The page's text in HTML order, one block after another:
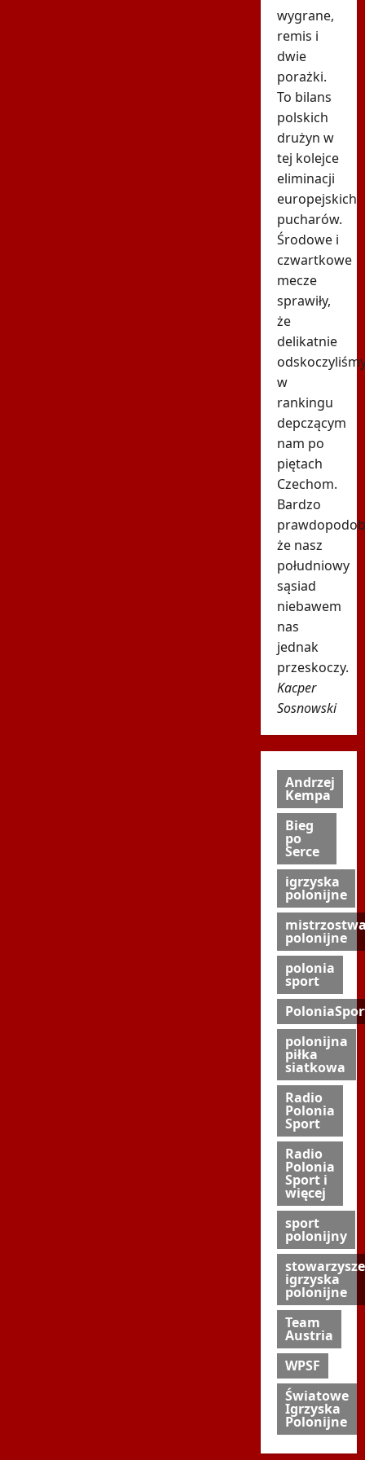
wygrane,
remis i
dwie
porażki.
To bilans
polskich
drużyn w
tej kolejce
eliminacji
europejskich
pucharów.
Środowe i
czwartkowe
mecze
sprawiły,
że
delikatnie
w
rankingu
depczącym
nam po
piętach
Czechom.
Bardzo
że nasz
południowy
sąsiad
niebawem
nas
jednak
przeskoczy.
Kacper
Sosnowski
Andrzej
Kempa
Bieg
po
Serce
igrzyska
polonijne
polonijne
polonia
sport
polonijna
piłka
siatkowa
Radio
Polonia
Sport
Radio
Polonia
Sport i
więcej
sport
polonijny
igrzyska
polonijne
Team
Austria
WPSF
Światowe
Igrzyska
Polonijne